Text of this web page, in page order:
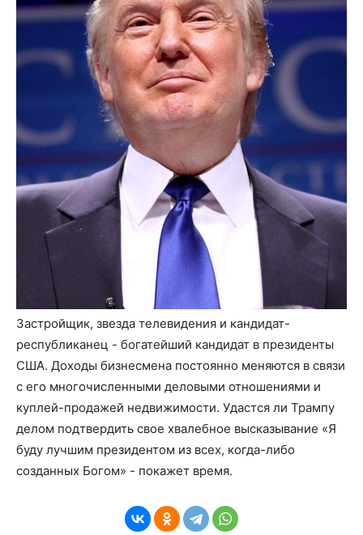
Застройщик, звезда телевидения и кандидат-
республиканец - богатейший кандидат в президенты
США. Доходы бизнесмена постоянно меняются в связи
с его многочисленными деловыми отношениями и
куплей-продажей недвижимости. Удастся ли Трампу
делом подтвердить свое хвалебное высказывание «Я
буду лучшим президентом из всех, когда-либо
созданных Богом» - покажет время.